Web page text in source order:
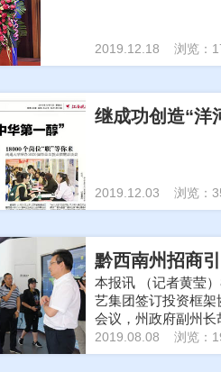
2019.12.18 浏览：
继成功创造“洋
2019.12.03 浏览：
黔西南州招商
本报讯 （记者黄莹
艺集团签订投资框
会议，州政府副州
艺集团董事长昝圣
2019.08.08 浏览：